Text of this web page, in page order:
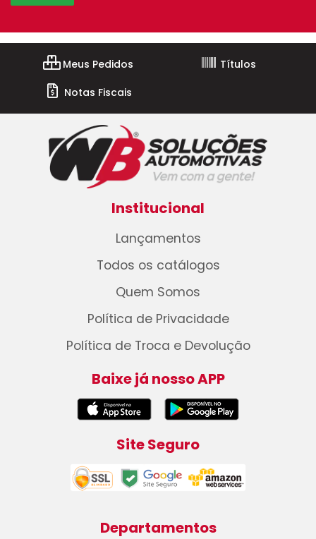
Meus Pedidos
Títulos
Notas Fiscais
Institucional
Lançamentos
Todos os catálogos
Quem Somos
Política de Privacidade
Política de Troca e Devolução
Baixe já nosso APP
Site Seguro
Departamentos